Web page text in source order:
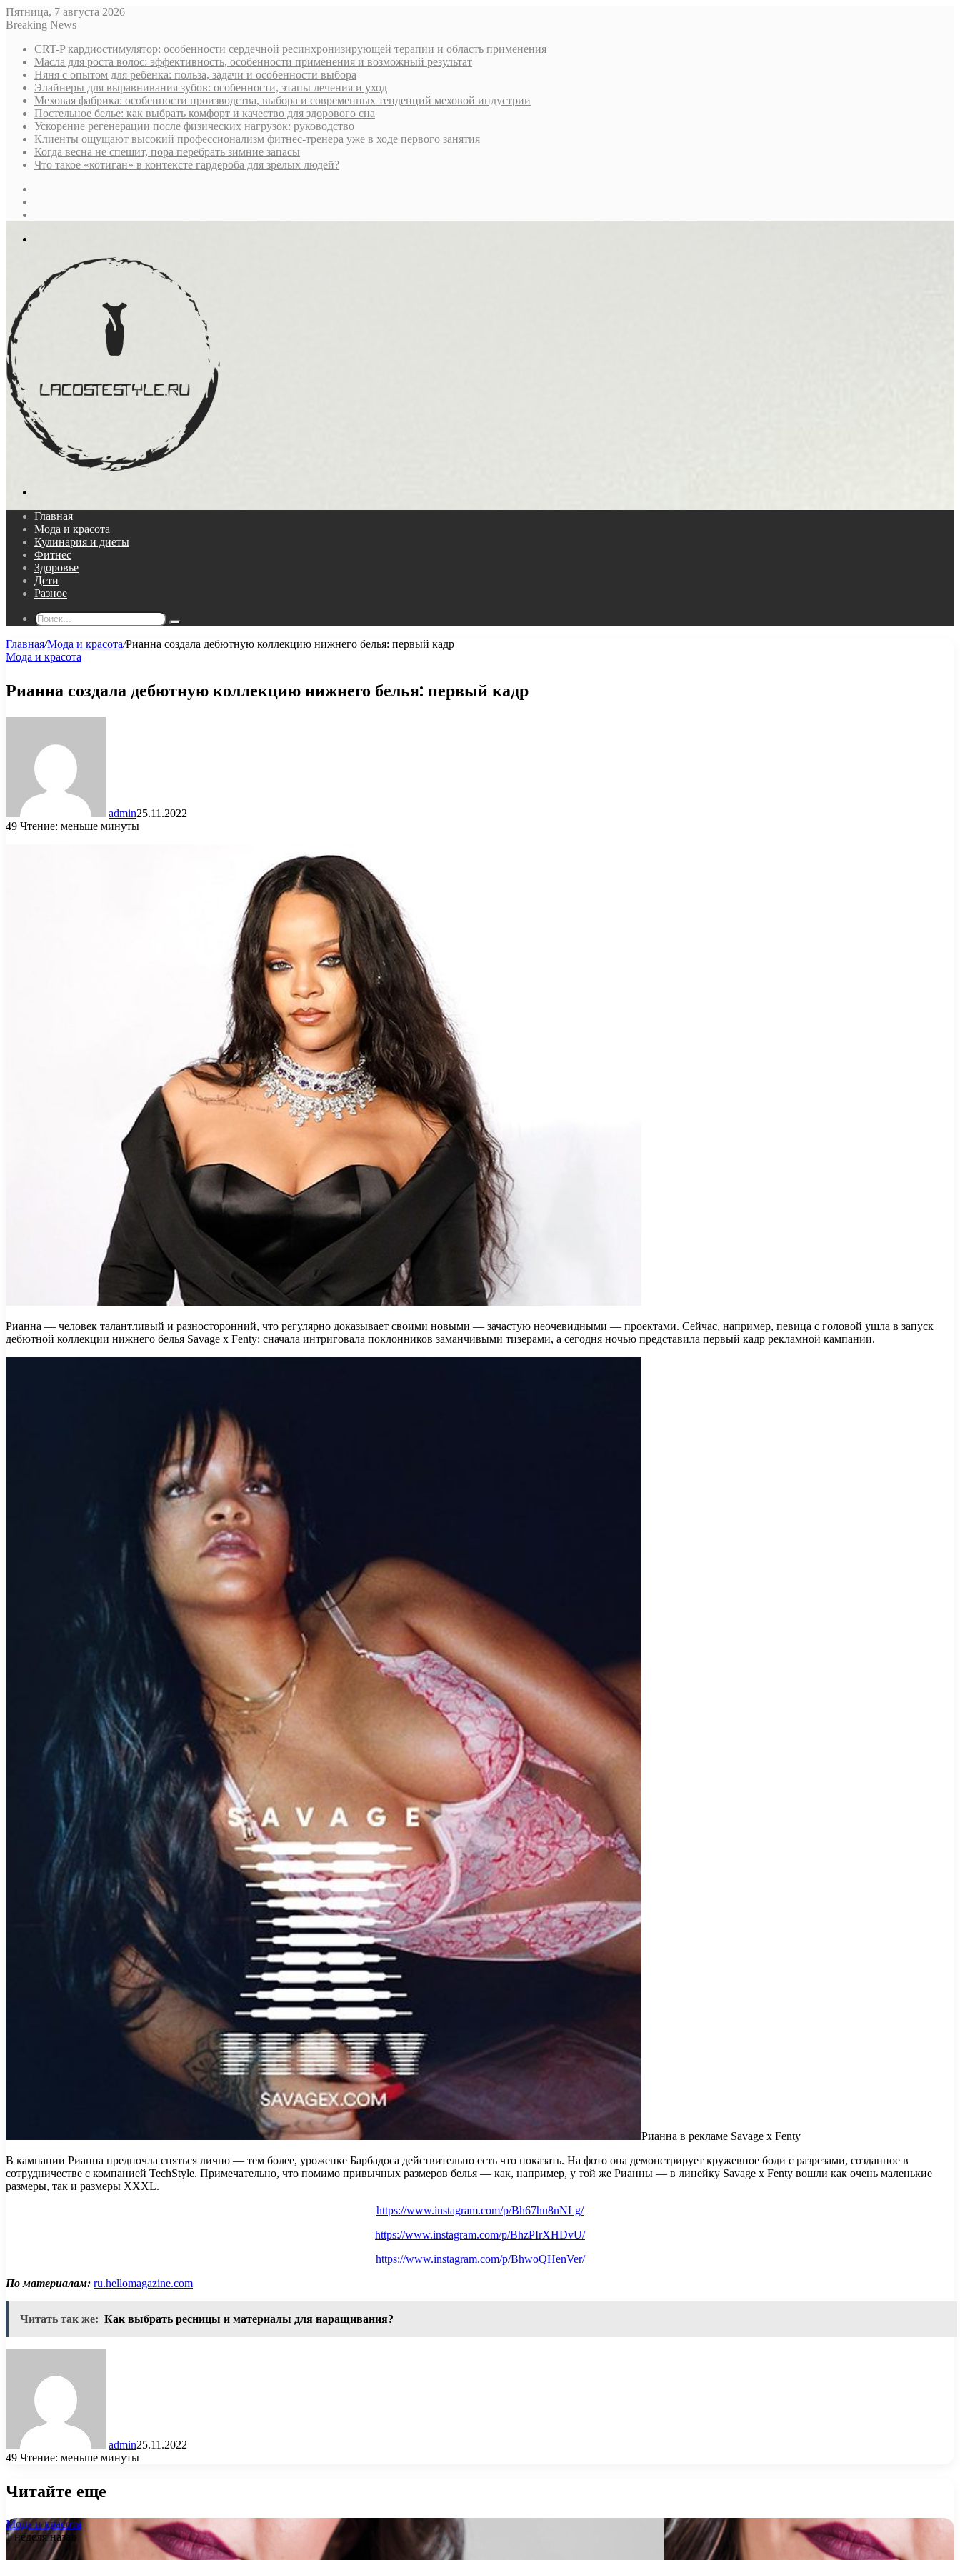
Пятница, 7 августа 2026
Breaking News
CRT-P кардиостимулятор: особенности сердечной ресинхронизирующей терапии и область применения
Масла для роста волос: эффективность, особенности применения и возможный результат
Няня с опытом для ребенка: польза, задачи и особенности выбора
Элайнеры для выравнивания зубов: особенности, этапы лечения и уход
Меховая фабрика: особенности производства, выбора и современных тенденций меховой индустрии
Постельное белье: как выбрать комфорт и качество для здорового сна
Ускорение регенерации после физических нагрузок: руководство
Клиенты ощущают высокий профессионализм фитнес-тренера уже в ходе первого занятия
Когда весна не спешит, пора перебрать зимние запасы
Что такое «котиган» в контексте гардероба для зрелых людей?
Главная
Мода и красота
Кулинария и диеты
Фитнес
Здоровье
Дети
Разное
Поиск...
Главная/Мода и красота/Рианна создала дебютную коллекцию нижнего белья: первый кадр
Мода и красота
Рианна создала дебютную коллекцию нижнего белья: первый кадр
admin25.11.2022
49 Чтение: меньше минуты
Рианна — человек талантливый и разносторонний, что регулярно доказывает своими новыми — зачастую неочевидными — проектами. Сейчас, например, певица с головой ушла в запуск
дебютной коллекции нижнего белья Savage x Fenty: сначала интриговала поклонников заманчивыми тизерами, а сегодня ночью представила первый кадр рекламной кампании.
Рианна в рекламе Savage x Fenty
В кампании Рианна предпочла сняться лично — тем более, уроженке Барбадоса действительно есть что показать. На фото она демонстрирует кружевное боди с разрезами, созданное в
сотрудничестве с компанией TechStyle. Примечательно, что помимо привычных размеров белья — как, например, у той же Рианны — в линейку Savage x Fenty вошли как очень маленькие
размеры, так и размеры XXXL.
https://www.instagram.com/p/Bh67hu8nNLg/
https://www.instagram.com/p/BhzPIrXHDvU/
https://www.instagram.com/p/BhwoQHenVer/
По материалам: ru.hellomagazine.com
Читать так же: Как выбрать ресницы и материалы для наращивания?
admin25.11.2022
49 Чтение: меньше минуты
Читайте еще
Мода и красота
1 неделя назад